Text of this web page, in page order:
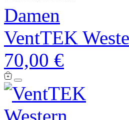
Damen
VentTEK
70,00 €